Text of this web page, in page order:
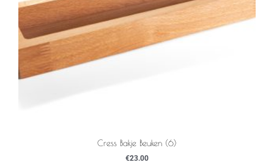
Cress Bakje Beuken (6)
€23.00